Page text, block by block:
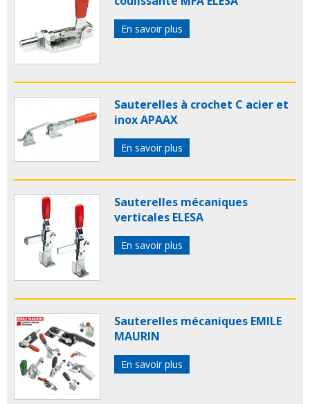
En savoir plus
Sauterelles à crochet C acier et
inox APAAX
En savoir plus
Sauterelles mécaniques
verticales ELESA
En savoir plus
Sauterelles mécaniques EMILE
MAURIN
En savoir plus